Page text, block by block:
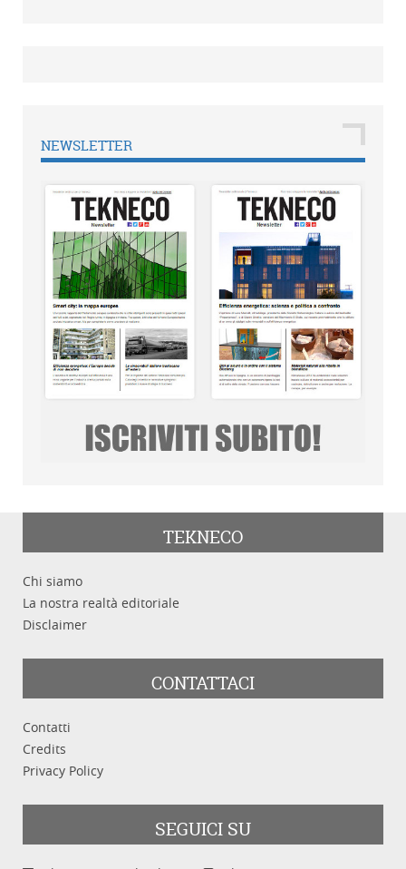
NEWSLETTER
TEKNECO
Chi siamo
La nostra realtà editoriale
Disclaimer
CONTATTACI
Contatti
Credits
Privacy Policy
SEGUICI SU